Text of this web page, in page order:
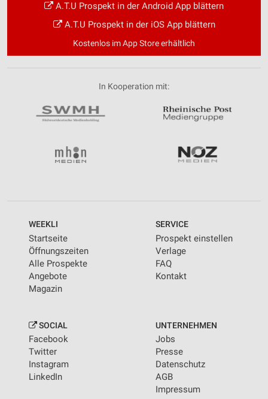
A.T.U Prospekt in der Android App blättern
A.T.U Prospekt in der iOS App blättern
Kostenlos im App Store erhältlich
In Kooperation mit:
WEEKLI
Startseite
Öffnungszeiten
Alle Prospekte
Angebote
Magazin
SERVICE
Prospekt einstellen
Verlage
FAQ
Kontakt
SOCIAL
Facebook
Twitter
Instagram
LinkedIn
UNTERNEHMEN
Jobs
Presse
Datenschutz
AGB
Impressum